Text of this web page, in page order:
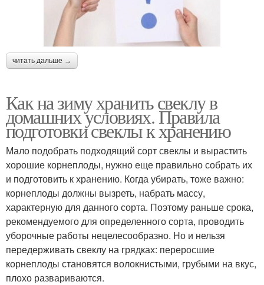
читать дальше →
Как на зиму хранить свеклу в
домашних условиях. Правила
подготовки свеклы к хранению
Мало подобрать подходящий сорт свеклы и вырастить
хорошие корнеплоды, нужно еще правильно собрать их
и подготовить к хранению. Когда убирать, тоже важно:
корнеплоды должны вызреть, набрать массу,
характерную для данного сорта. Поэтому раньше срока,
рекомендуемого для определенного сорта, проводить
уборочные работы нецелесообразно. Но и нельзя
передерживать свеклу на грядках: переросшие
корнеплоды становятся волокнистыми, грубыми на вкус,
плохо развариваются.